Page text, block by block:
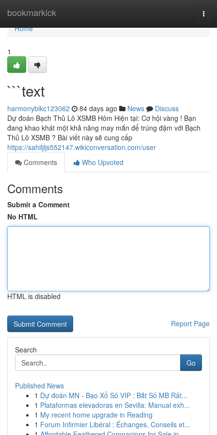
bookmarkick
Home
Home
1
```text
harmonybikc123062 84 days ago News
Discuss
Dự đoán Bạch Thủ Lô XSMB Hôm Hiện tại: Cơ hội vàng ! Bạn
đang khao khát một khả năng may mắn để trúng đậm với Bạch
Thủ Lô XSMB ? Bài viết này sẽ cung cấp
https://sahiljljs552147.wikiconversation.com/user
Comments
Who Upvoted
Comments
Submit a Comment
No HTML
HTML is disabled
Report Page
Search
Go
Published News
1 Dự đoán MN - Bao Xổ Số VIP : Bắt Số MB Rất...
1 Plataformas elevadoras en Sevilla: Manual exh...
1 My recent home upgrade in Reading
1 Forum Infirmier Libéral : Échanges, Conseils et...